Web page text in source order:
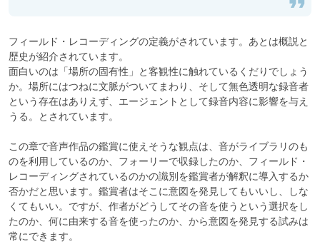
フィールド・レコーディングの定義がされています。あとは概説と
歴史が紹介されています。
面白いのは「場所の固有性」と客観性に触れているくだりでしょう
か。場所にはつねに文脈がついてまわり、そして無色透明な録音者
という存在はありえず、エージェントとして録音内容に影響を与え
うる。とされています。
この章で音声作品の鑑賞に使えそうな観点は、音がライブラリのも
のを利用しているのか、フォーリーで収録したのか、フィールド・
レコーディングされているのかの識別を鑑賞者が解釈に導入するか
否かだと思います。鑑賞者はそこに意図を発見してもいいし、しな
くてもいい。ですが、作者がどうしてその音を使うという選択をし
たのか、何に由来する音を使ったのか、から意図を発見する試みは
常にできます。